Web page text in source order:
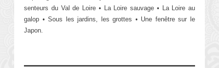
senteurs du Val de Loire • La Loire sauvage • La Loire au
galop • Sous les jardins, les grottes • Une fenêtre sur le
Japon.